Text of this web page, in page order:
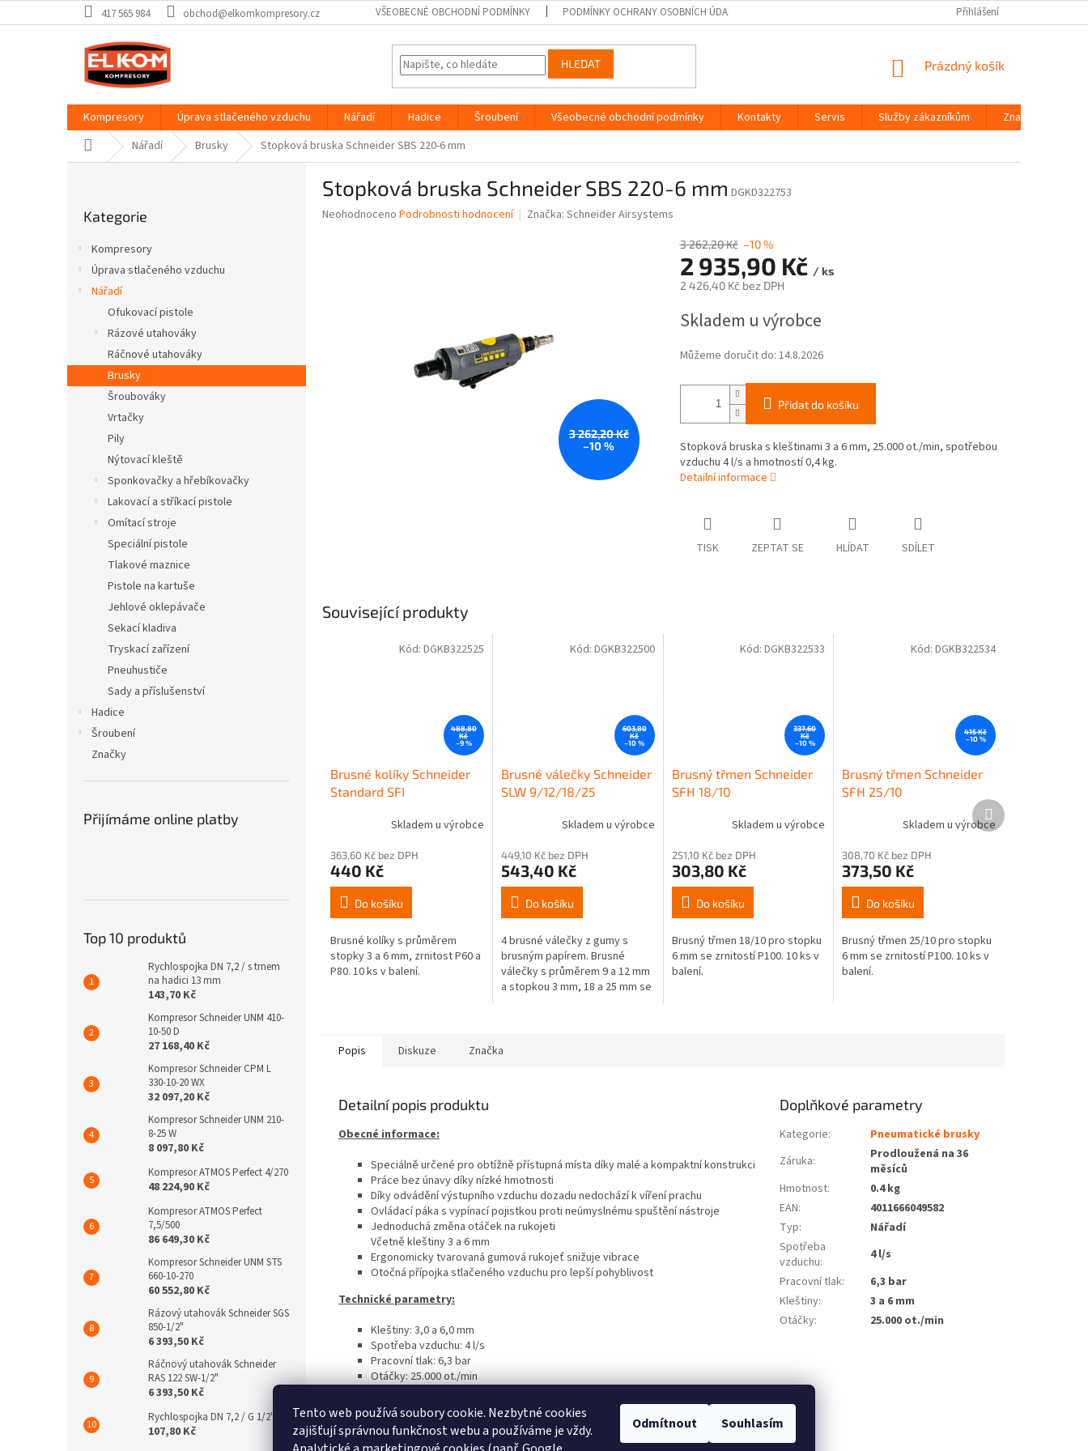
Tento web používá soubory cookie. Nezbytné cookies
zajišťují správnou funkčnost webu a používáme je vždy.
Odmítnout Souhlasím
na
417 565 984 obchod@elkomkompresory.cz VŠEOBECNÉ OBCHODNÍ PODMÍNKY PODMÍNKY OCHRANY OSOBNÍCH ÚDAJŮ Přihlášení
HLEDAT
NÁKUPNÍ
Prázdný košík
Kompresory Úprava stlačeného vzduchu Nářadí Hadice Šroubení Všeobecné obchodní podmínky Kontakty Servis Služby zákazníkům
Značky
Domů Nářadí Brusky Stopková bruska Schneider SBS 220-6 mm
n
e
kategorie
Kategorie
Kompresory
Úprava stlačeného vzduchu
Nářadí
Ofukovací pistole
Rázové utahováky
Ráčnové utahováky
Brusky
Šroubováky
Vrtačky
Pily
Nýtovací kleště
Sponkovačky a hřebíkovačky
Lakovací a stříkací pistole
Omítací stroje
Speciální pistole
Tlakové maznice
Pistole na kartuše
Jehlové oklepávače
Sekací kladiva
Tryskací zařízení
Pneuhustiče
Sady a příslušenství
Hadice
Šroubení
Značky
Přijímáme online platby
Top 10 produktů
Rychlospojka DN 7,2 / s trnem
na hadici 13 mm
143,70 Kč
Kompresor Schneider UNM 410-
10-50 D
27 168,40 Kč
Kompresor Schneider CPM L
330-10-20 WX
32 097,20 Kč
Kompresor Schneider UNM 210-
8-25 W
8 097,80 Kč
Kompresor ATMOS Perfect 4/270
48 224,90 Kč
Kompresor ATMOS Perfect
7,5/500
86 649,30 Kč
Kompresor Schneider UNM STS
660-10-270
60 552,80 Kč
Rázový utahovák Schneider SGS
850-1/2"
6 393,50 Kč
Ráčnový utahovák Schneider
RAS 122 SW-1/2"
6 393,50 Kč
Rychlospojka DN 7,2 / G 1/2"a
107,80 Kč
Stopková bruska Schneider SBS 220-6 mm DGKD322753
Průměrné
Neohodnoceno Podrobnosti hodnocení Značka: Schneider Airsystems
3 262,20 Kč
–10 %
3 262,20 Kč –10 %
2 935,90 Kč / ks
2 426,40 Kč bez DPH
cena:
Skladem u výrobce
Můžeme doručit do: 14.8.2026
Přidat do košíku
Stopková bruska s kleštinami 3 a 6 mm, 25.000 ot./min, spotřebou
vzduchu 4 l/s a hmotností 0,4 kg.
Detailní informace
TISK ZEPTAT SE HLÍDAT SDÍLET
Související produkty
488,80
Kč
–9 %
Brusné kolíky Schneider
Standard SFI
Skladem u výrobce
363,60 Kč bez DPH
440 Kč
Do košíku
Brusné kolíky s průměrem
stopky 3 a 6 mm, zrnitost P60 a
P80. 10 ks v balení.
Kód: DGKB322525
603,80
Kč
–10 %
Brusné válečky Schneider
SLW 9/12/18/25
Skladem u výrobce
449,10 Kč bez DPH
543,40 Kč
Do košíku
4 brusné válečky z gumy s
brusným papírem. Brusné
válečky s průměrem 9 a 12 mm
a stopkou 3 mm, 18 a 25 mm se
Kód: DGKB322500
337,60
Kč
–10 %
Brusný třmen Schneider
SFH 18/10
Skladem u výrobce
251,10 Kč bez DPH
303,80 Kč
Do košíku
Brusný třmen 18/10 pro stopku
6 mm se zrnitostí P100. 10 ks v
balení.
Kód:DGKB322533
415 Kč
–10 %
Brusný třmen Schneider
SFH 25/10
Skladem u výrobce
308,70 Kč bez DPH
373,50 Kč
Do košíku
Brusný třmen 25/10 pro stopku
6 mm se zrnitostí P100. 10 ks v
balení.
Kód: DGKB322534
Další
produkt
Popis Diskuze Značka
Detailní popis produktu
Obecné informace:
Speciálně určené pro obtížně přístupná místa díky malé a kompaktní konstrukci
Práce bez únavy díky nízké hmotnosti
Díky odvádění výstupního vzduchu dozadu nedochází k víření prachu
Ovládací páka s vypínací pojistkou proti neúmyslnému spuštění nástroje
Jednoduchá změna otáček na rukojeti
Včetně kleštiny 3 a 6 mm
Ergonomicky tvarovaná gumová rukojeť snižuje vibrace
Otočná přípojka stlačeného vzduchu pro lepší pohyblivost
Technické parametry:
Kleštiny: 3,0 a 6,0 mm
Spotřeba vzduchu: 4 l/s
Pracovní tlak: 6,3 bar
Otáčky: 25.000 ot./min
Hmotnost: 0,4 kg
Doplňkové parametry
Kategorie:
Pneumatické brusky
Záruka:
Prodloužená na 36
měsíců
Hmotnost:
0.4 kg
EAN:
4011666049582
Typ:
Nářadí
Spotřeba
vzduchu:
4 l/s
Pracovní tlak:
6,3 bar
Kleštiny:
3 a 6 mm
Otáčky: 25.000 ot./min